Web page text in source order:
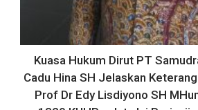
Kuasa Hukum Dirut PT
Cadu Hina SH Jelaskan
Prof Dr Edy Lisdiyono SH